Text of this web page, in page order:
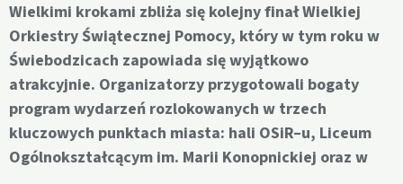
Wielkimi krokami zbliża się kolejny finał Wielkiej
Orkiestry Świątecznej Pomocy, który w tym roku w
Świebodzicach zapowiada się wyjątkowo
atrakcyjnie. Organizatorzy przygotowali bogaty
program wydarzeń rozlokowanych w trzech
kluczowych punktach miasta: hali OSiR–u, Liceum
Ogólnokształcącym im. Marii Konopnickiej oraz w